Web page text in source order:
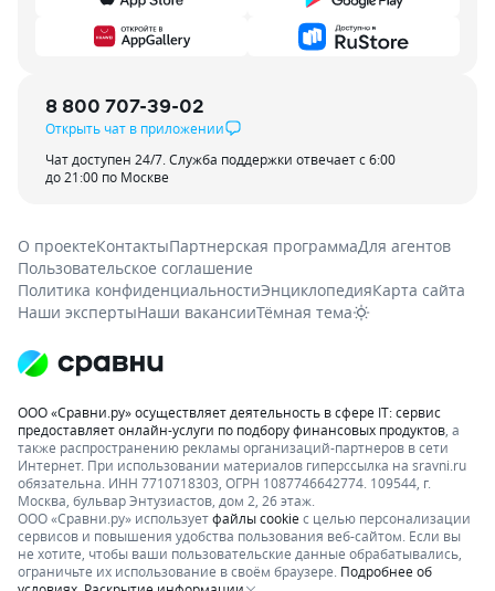
8 800 707-39-02
Открыть чат в приложении
Чат доступен 24/7. Служба поддержки отвечает с 6:00
до 21:00 по Москве
О проектеКонтактыПартнерская программаДля агентов
Пользовательское соглашение
Политика конфиденциальностиЭнциклопедияКарта сайта
Наши экспертыНаши вакансииТёмная тема
ООО «Сравни.ру» осуществляет деятельность в сфере IT: сервис
предоставляет онлайн-услуги по подбору финансовых продуктов , а
также распространению рекламы организаций-партнеров в сети
Интернет. При использовании материалов гиперссылка на sravni.ru
обязательна. ИНН 7710718303, ОГРН 1087746642774. 109544, г.
Москва, бульвар Энтузиастов, дом 2, 26 этаж.
ООО «Сравни.ру» используетфайлы cookieс целью персонализации
сервисов и повышения удобства пользования веб-сайтом. Если вы
не хотите, чтобы ваши пользовательские данные обрабатывались,
ограничьте их использование в своём браузере. Подробнее об